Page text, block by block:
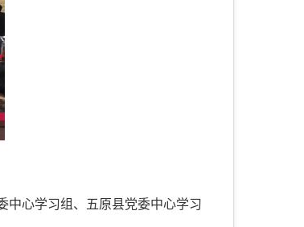
中心学习组、五原县党委中心学习